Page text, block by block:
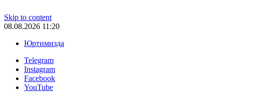
Skip to content
08.08.2026 11:20
Юртимизда
Telegram
Instagram
Facebook
YouTube